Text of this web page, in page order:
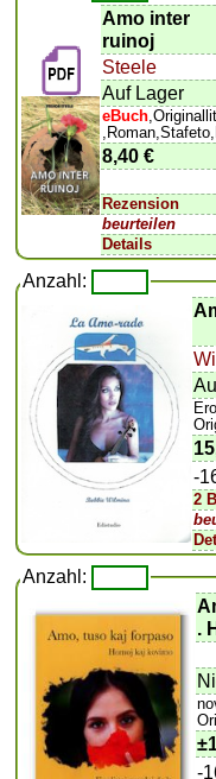
Amo inter
ruinoj
Steele
Auf Lager
eBuch
8,40 €
Rezension
beurteilen
Details
Anzahl:
-
2
Anzahl:
.
±
-